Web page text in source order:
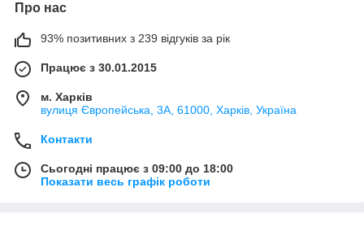
Про нас
93% позитивних з 239 відгуків за рік
Працює з 30.01.2015
м. Харків
вулиця Європейська, 3А, 61000, Харків, Україна
Контакти
Сьогодні працює з 09:00 до 18:00
Показати весь графік роботи